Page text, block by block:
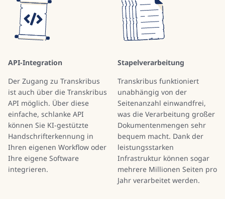
API-Integration
Der Zugang zu Transkribus
ist auch über die Transkribus
API möglich. Über diese
einfache, schlanke API
können Sie KI-gestützte
Handschrifterkennung in
Ihren eigenen Workflow oder
Ihre eigene Software
integrieren.
Stapelverarbeitung
Transkribus funktioniert
unabhängig von der
Seitenanzahl einwandfrei,
was die Verarbeitung großer
Dokumentenmengen sehr
bequem macht. Dank der
leistungsstarken
Infrastruktur können sogar
mehrere Millionen Seiten pro
Jahr verarbeitet werden.